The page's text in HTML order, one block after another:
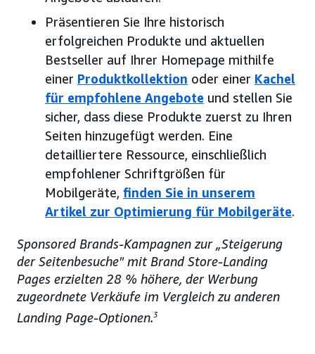
Präsentieren Sie Ihre historisch
erfolgreichen Produkte und aktuellen
Bestseller auf Ihrer Homepage mithilfe
einer Produktkollektion oder einer Kachel
für empfohlene Angebote und stellen Sie
sicher, dass diese Produkte zuerst zu Ihren
Seiten hinzugefügt werden. Eine
detailliertere Ressource, einschließlich
empfohlener Schriftgrößen für
Mobilgeräte, finden Sie in unserem
Artikel zur Optimierung für Mobilgeräte.
Sponsored Brands-Kampagnen zur „Steigerung
der Seitenbesuche" mit Brand Store-Landing
Pages erzielten 28 % höhere, der Werbung
zugeordnete Verkäufe im Vergleich zu anderen
Landing Page-Optionen.3